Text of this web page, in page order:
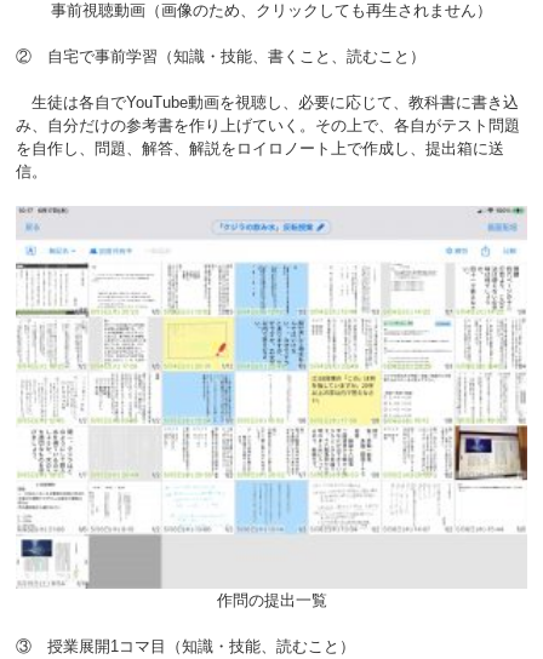
事前視聴動画（画像のため、クリックしても再生されません）
② 自宅で事前学習（知識・技能、書くこと、読むこと）
生徒は各自でYouTube動画を視聴し、必要に応じて、教科書に書き込
み、自分だけの参考書を作り上げていく。その上で、各自がテスト問題
を自作し、問題、解答、解説をロイロノート上で作成し、提出箱に送
信。
作問の提出一覧
③ 授業展開1コマ目（知識・技能、読むこと）